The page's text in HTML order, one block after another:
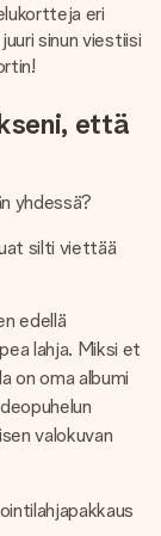
eri
sinun viestiisi
että
yhdessä?
silti viettää
edellä
lahja. Miksi et
on oma albumi
valokuvan